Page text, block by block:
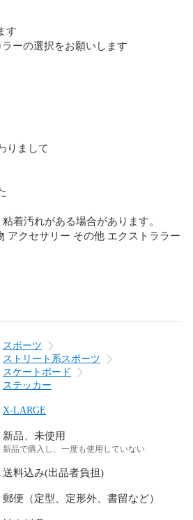
す
ーの選択をお願いします
りまして
着汚れがある場合があります。
アクセサリー その他 エクストララー
スポーツ
ストリート系スポーツ
スケートボード
ステッカー
X-LARGE
新品、未使用
新品で購入し、一度も使用していない
送料込み(出品者負担)
郵便（定型、定形外、書留など）